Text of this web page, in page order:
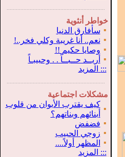
خواطر أنثوية
▪ سأفارق الدنيا
▪ نعم.. أنا غريبة وكلي فخر..!
▪ وصايا حكيم !!
▪
أريــد حــبــاً . . وحبيبـاً
::: المزيد
مشكلات اجتماعية
▪
كيف يقترب الأبوان من قلوب
أبنائهم وبناتهم؟
▪ فضفض
▪ زوجي الحبيب
▪
المظهر أولاً....
::: المزيد